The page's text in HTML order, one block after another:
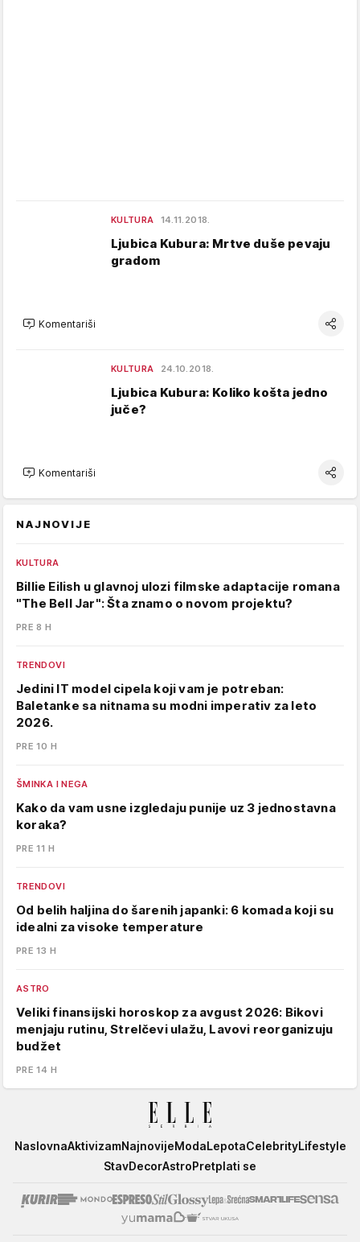
KULTURA 14.11.2018.
Ljubica Kubura: Mrtve duše pevaju
gradom
Komentariši
KULTURA 24.10.2018.
Ljubica Kubura: Koliko košta jedno
juče?
Komentariši
NAJNOVIJE
KULTURA
Billie Eilish u glavnoj ulozi filmske adaptacije romana
"The Bell Jar": Šta znamo o novom projektu?
PRE 8 H
TRENDOVI
Jedini IT model cipela koji vam je potreban:
Baletanke sa nitnama su modni imperativ za leto
2026.
PRE 10 H
ŠMINKA I NEGA
Kako da vam usne izgledaju punije uz 3 jednostavna
koraka?
PRE 11 H
TRENDOVI
Od belih haljina do šarenih japanki: 6 komada koji su
idealni za visoke temperature
PRE 13 H
ASTRO
Veliki finansijski horoskop za avgust 2026: Bikovi
menjaju rutinu, Strelčevi ulažu, Lavovi reorganizuju
budžet
PRE 14 H
Elle
NaslovnaAktivizamNajnovijeModaLepotaCelebrityLifestyle
StavDecorAstroPretplati se